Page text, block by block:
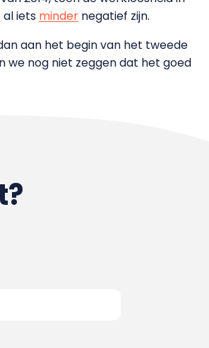
al iets minder negatief zijn.
aan het begin van het tweede
we nog niet zeggen dat het goed